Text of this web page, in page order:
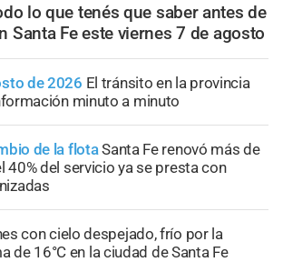
lo que tenés que saber antes de
Santa Fe este viernes 7 de agosto
de 2026 El tránsito en la provincia
minuto a minuto
de la flotaSanta Fe renovó más de
40% del servicio ya se presta con
con cielo despejado, frío por la
de 16°C en la ciudad de Santa Fe